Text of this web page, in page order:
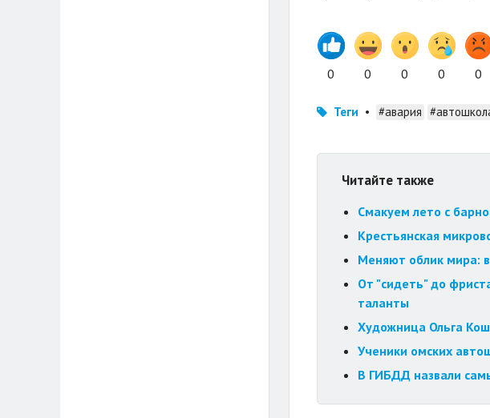
0 0 0 0 0
Теги • #авария
Читайте также
Смакуем лето с
Крестьянская
Меняют облик мира:
От "сидеть" до
таланты
Художница Ольга
Ученики омских
В ГИБДД назвали